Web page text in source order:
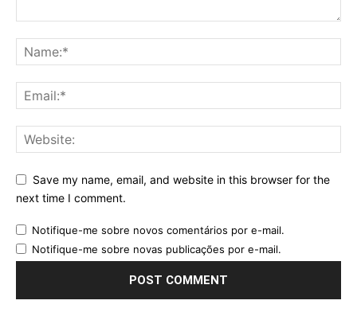
Save my name, email, and website in this browser for the
next time I comment.
Notifique-me sobre novos comentários por e-mail.
Notifique-me sobre novas publicações por e-mail.